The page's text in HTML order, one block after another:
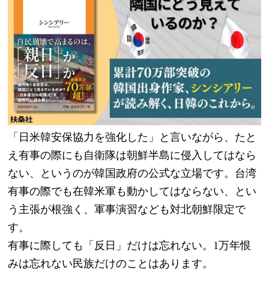
「日米韓安保協力を強化した」と言いながら、たと
え有事の際にも自衛隊は朝鮮半島に侵入してはなら
ない、というのが韓国政府の公式な立場です。台湾
有事の際でも在韓米軍も動かしてはならない、とい
う主張が根強く、軍事演習なども対北朝鮮限定で
す。
有事に際しても「反日」だけは忘れない。1万年恨
みは忘れない民族だけのことはあります。